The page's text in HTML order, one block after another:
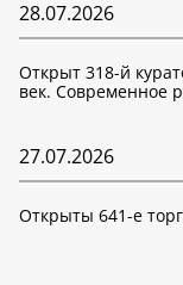
28.07.2026
Открыт 318-й
век. Современное
27.07.2026
Открыты 641-е